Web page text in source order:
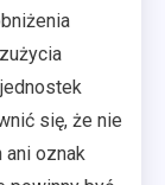
się, że nie
ani oznak